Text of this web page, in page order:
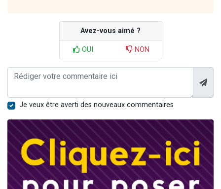
Avez-vous aimé ?
OUI NON
Je veux être averti des nouveaux commentaires